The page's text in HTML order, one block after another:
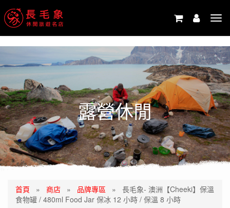
露營休閒
首頁 » 商店 » 品牌專區 » 長毛象- 澳洲【Cheeki】保溫
食物罐 / 480ml Food Jar 保冰 12 小時 / 保溫 8 小時